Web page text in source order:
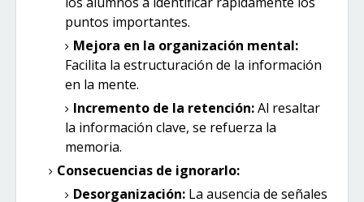
puntos importantes.
Mejora en la organización mental:
Facilita la estructuración de la información
en la mente.
Incremento de la retención:Al resaltar
la información clave, se refuerza la
memoria.
Consecuencias de ignorarlo:
Desorganización: La ausencia de señales